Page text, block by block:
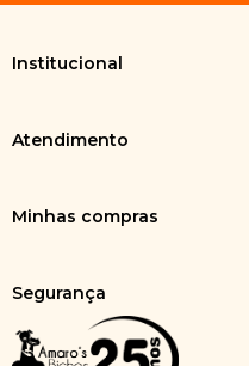
Institucional
Atendimento
Minhas compras
Segurança